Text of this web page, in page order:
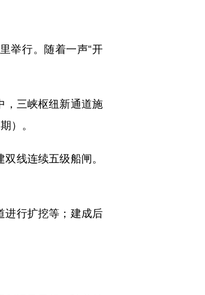
举行。随着一声“开
三峡枢纽新通道施
）。
线连续五级船闸。
行扩挖等；建成后